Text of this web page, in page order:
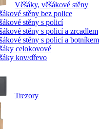
Věšáky, věšákové stěny
stěny bez police
stěny s policí
stěny s policí a zrcadlem
stěny s policí a botníkem
celokovové
kov/dřevo
Trezory